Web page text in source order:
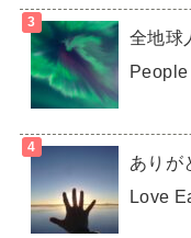
全地球
ありが
Love